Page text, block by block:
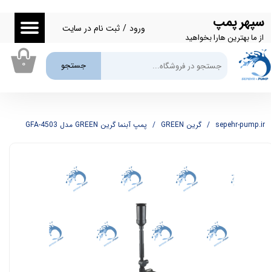
سپهر پمپ
از ما بهترین هارا بخواهید
جستجو
ورود / ثبت نام در سایت
حساب کاربری من
تغییر گذر واژه
سفارشات
۰
sepehr-pump.ir گرین GREEN پمپ آبنما گرین GREEN مدل GFA-4503